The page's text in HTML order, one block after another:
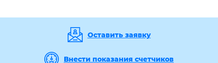
Оставить заявку
Внести показания счетчиков